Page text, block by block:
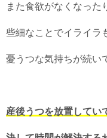
また食欲がなくなった
些細なことでイライラ
憂うつな気持ちが続い
産後うつを放置してい